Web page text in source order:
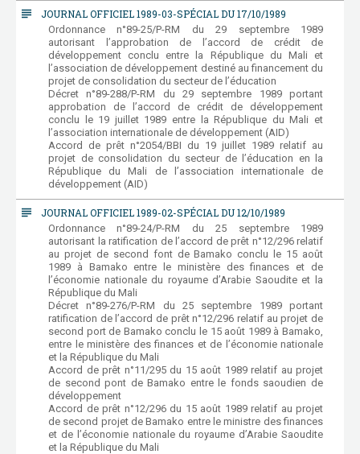
subject JOURNAL OFFICIEL 1989-03-SPÉCIAL DU 17/10/1989
Ordonnance n°89-25/P-RM du 29 septembre 1989
autorisant l’approbation de l’accord de crédit de
développement conclu entre la République du Mali et
l’association de développement destiné au financement du
projet de consolidation du secteur de l’éducation
Décret n°89-288/P-RM du 29 septembre 1989 portant
approbation de l’accord de crédit de développement
conclu le 19 juillet 1989 entre la République du Mali et
l’association internationale de développement (AID)
Accord de prêt n°2054/BBI du 19 juillet 1989 relatif au
projet de consolidation du secteur de l’éducation en la
République du Mali de l’association internationale de
développement (AID)
subject JOURNAL OFFICIEL 1989-02-SPÉCIAL DU 12/10/1989
Ordonnance n°89-24/P-RM du 25 septembre 1989
autorisant la ratification de l’accord de prêt n°12/296 relatif
au projet de second font de Bamako conclu le 15 août
1989 à Bamako entre le ministère des finances et de
l’économie nationale du royaume d’Arabie Saoudite et la
République du Mali
Décret n°89-276/P-RM du 25 septembre 1989 portant
ratification de l’accord de prêt n°12/296 relatif au projet de
second port de Bamako conclu le 15 août 1989 à Bamako,
entre le ministère des finances et de l’économie nationale
et la République du Mali
Accord de prêt n°11/295 du 15 août 1989 relatif au projet
de second pont de Bamako entre le fonds saoudien de
développement
Accord de prêt n°12/296 du 15 août 1989 relatif au projet
de second projet de Bamako entre le ministre des finances
et de l’économie nationale du royaume d’Arabie Saoudite
et la République du Mali